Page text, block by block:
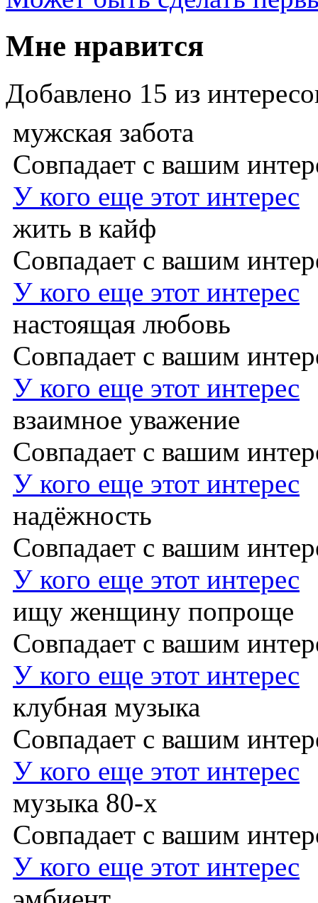
Мне нравится
Добавлено 15 из
мужская забота
Совпадает с вашим
У кого еще этот интерес
жить в кайф
Совпадает с вашим
У кого еще этот интерес
настоящая любовь
Совпадает с вашим
У кого еще этот интерес
взаимное уважение
Совпадает с вашим
У кого еще этот интерес
надёжность
Совпадает с вашим
У кого еще этот интерес
ищу женщину попроще
Совпадает с вашим
У кого еще этот интерес
клубная музыка
Совпадает с вашим
У кого еще этот интерес
музыка 80-х
Совпадает с вашим
У кого еще этот интерес